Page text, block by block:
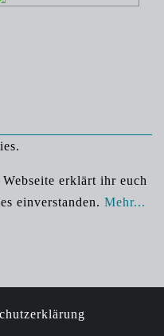
erklärt ihr euch
einverstanden. Mehr...